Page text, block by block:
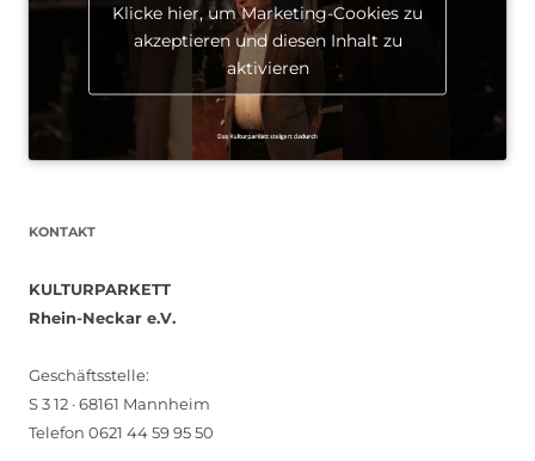
Klicke hier, um Marketing-Cookies zu
akzeptieren und diesen Inhalt zu
aktivieren
KONTAKT
KULTURPARKETT
Rhein-Neckar e.V.
Geschäftsstelle:
S 3 12 · 68161 Mannheim
Telefon 0621 44 59 95 50